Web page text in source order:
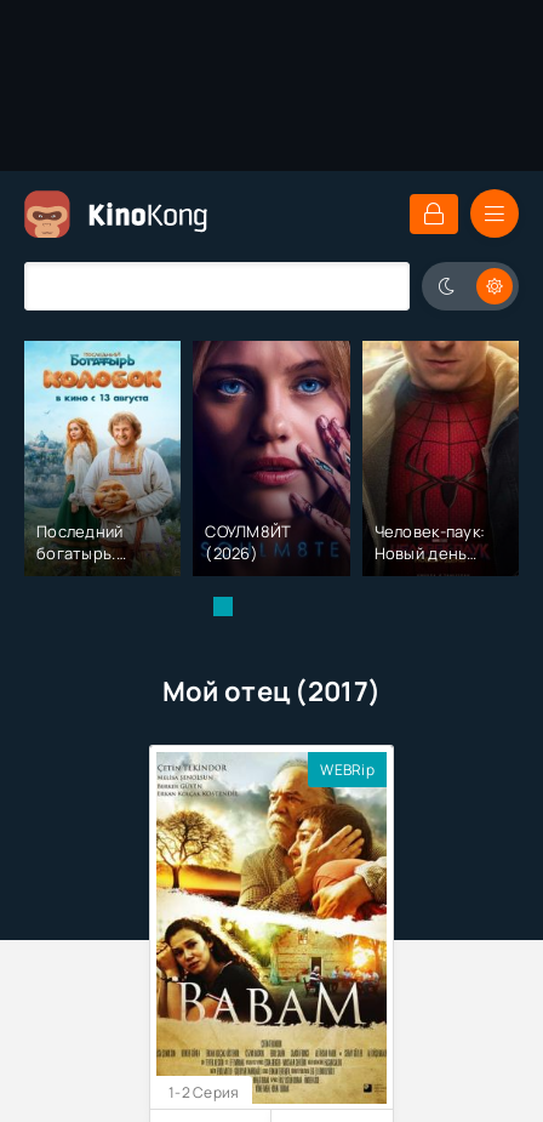
Последний
богатырь.
Колобок (2026)
СОУЛМ8ЙТ
(2026)
Человек-паук:
Новый день
(2026)
Мой отец (2017)
WEBRip
1-2 Серия